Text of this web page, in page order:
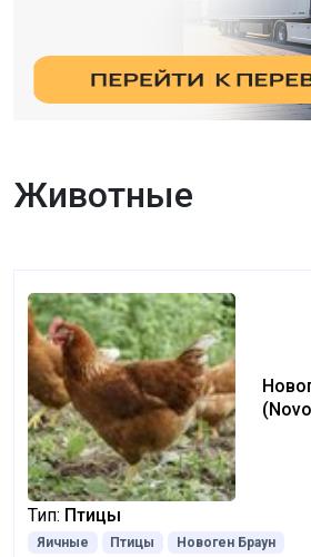
Животные
Тип: Птицы
Яичные Птицы Новоген Браун